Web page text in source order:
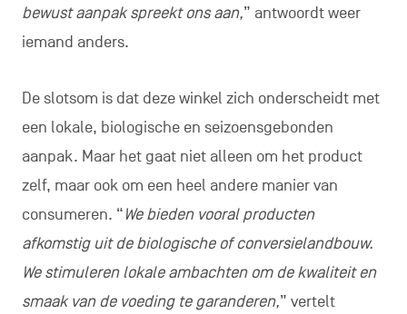
bewust aanpak spreekt ons aan,” antwoordt weer
iemand anders.
De slotsom is dat deze winkel zich onderscheidt met
een lokale, biologische en seizoensgebonden
aanpak. Maar het gaat niet alleen om het product
zelf, maar ook om een heel andere manier van
consumeren. “We bieden vooral producten
afkomstig uit de biologische of conversielandbouw.
We stimuleren lokale ambachten om de kwaliteit en
smaak van de voeding te garanderen,” vertelt